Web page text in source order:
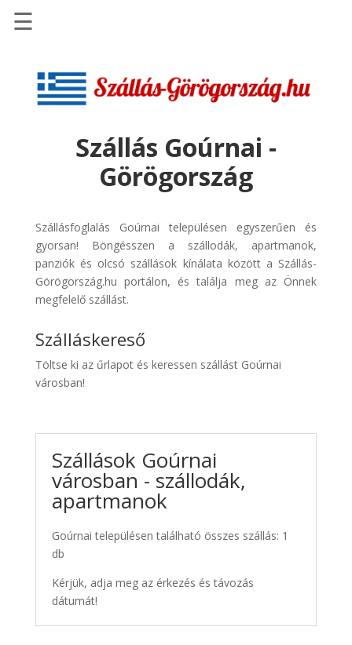
Szállások
Repülőjegy
pénzvisszatérítéssel
Discover
Cars
Transzfer
Kiwi
Taxi
☰
Szállás Goúrnai -
Görögország
Szállásfoglalás Goúrnai településen egyszerűen és
gyorsan! Böngésszen a szállodák, apartmanok,
panziók és olcsó szállások kínálata között a Szállás-
Görögország.hu portálon, és találja meg az Önnek
megfelelő szállást.
Szálláskereső
Töltse ki az űrlapot és keressen szállást Goúrnai
városban!
Szállások Goúrnai
városban - szállodák,
apartmanok
Goúrnai településen található összes szállás: 1
db
Kérjük, adja meg az érkezés és távozás
dátumát!